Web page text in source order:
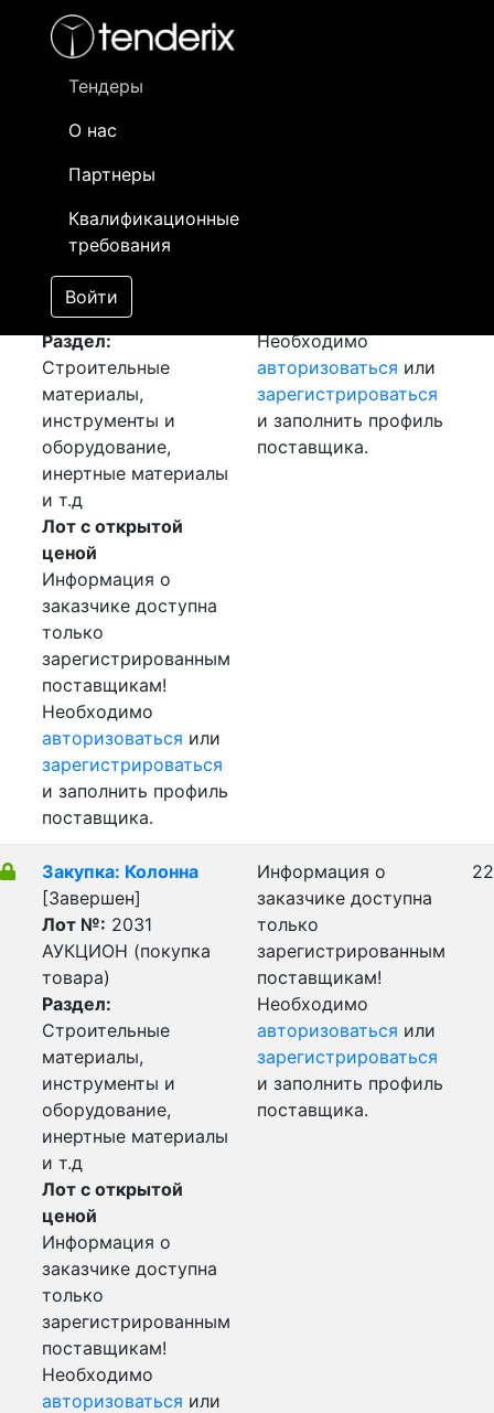
Тендеры
О нас
Партнеры
Квалификационные
требования
Войти
- активный лот
- сохраненный лот (не опубликован)
Закупка: Плиты П12
[Завершен]
Лот №:
АУКЦИОН (покупка
товара)
Раздел:
Строительные
материалы,
инструменты и
оборудование,
инертные материалы
и т.д
Лот с открытой
ценой
Информация о
заказчике доступна
только
зарегистрированным
поставщикам!
Необходимо
авторизоваться или
зарегистрироваться
и заполнить профиль
поставщика.
Необходимо
авторизоваться или
зарегистрироваться
и заполнить профиль
поставщика.
Закупка: Колонна
[Завершен]
Лот №: 2031
АУКЦИОН (покупка
товара)
Раздел:
Строительные
материалы,
инструменты и
оборудование,
инертные материалы
и т.д
Лот с открытой
ценой
Информация о
заказчике доступна
только
зарегистрированным
поставщикам!
Необходимо
авторизоваться или
Информация о
заказчике доступна
только
зарегистрированным
поставщикам!
Необходимо
авторизоваться или
зарегистрироваться
и заполнить профиль
поставщика.